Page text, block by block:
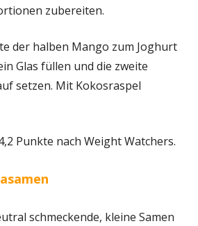
zubereiten.
der halben Mango zum Joghurt
Glas füllen und die zweite
setzen. Mit Kokosraspel
Punkte nach Weight Watchers.
schmeckende, kleine Samen